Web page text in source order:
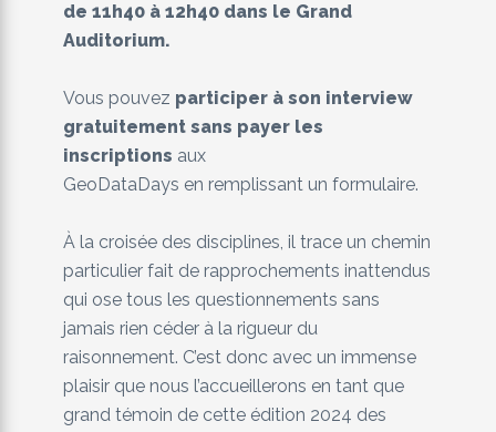
de 11h40 à 12h40 dans le Grand
Auditorium.
Vous pouvez participer à son interview
gratuitement sans payer les
inscriptions aux
GeoDataDays en remplissant un formulaire.
À la croisée des disciplines, il trace un chemin
particulier fait de rapprochements inattendus
qui ose tous les questionnements sans
jamais rien céder à la rigueur du
raisonnement. C’est donc avec un immense
plaisir que nous l’accueillerons en tant que
grand témoin de cette édition 2024 des